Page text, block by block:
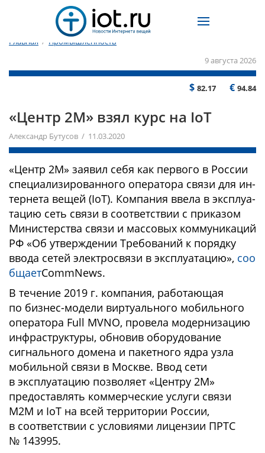
Главная / Промышленность
9 августа 2026
$ 82.17 € 94.84
«Центр 2М» взял курс на IoT
Александр Бутусов / 11.03.2020
«Центр 2М» зая­вил се­бя как пер­во­го в Рос­сии
спе­циа­ли­зиро­ван­но­го опе­рато­ра свя­зи для ин­
терне­та ве­щей (IoT). Ком­па­ния вве­ла в экс­плуа­
та­цию сеть свя­зи в со­от­ветс­твии с при­казом
Ми­нис­терс­тва свя­зи и мас­со­вых ком­му­ника­ций
РФ «Об ут­вер­жде­нии Тре­бова­ний к по­ряд­ку
вво­да се­тей элек­трос­вя­зи в экс­плуа­та­цию», соо
бщаетCommNews.
В течение 2019 г. компания, работающая
по бизнес-модели виртуального мобильного
оператора Full MVNO, провела модернизацию
инфраструктуры, обновив оборудование
сигнального домена и пакетного ядра узла
мобильной связи в Москве. Ввод сети
в эксплуатацию позволяет «Центру 2М»
предоставлять коммерческие услуги связи
М2М и IoT на всей территории России,
в соответствии с условиями лицензии ПРТС
№ 143995.